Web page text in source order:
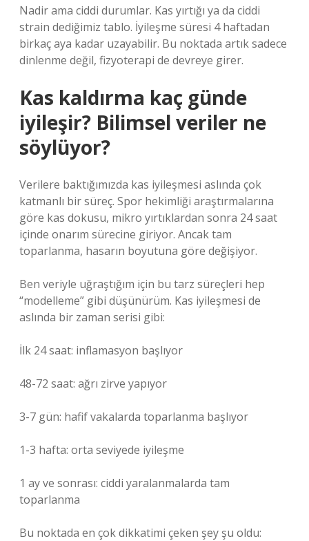
Nadir ama ciddi durumlar. Kas yırtığı ya da ciddi
strain dediğimiz tablo. İyileşme süresi 4 haftadan
birkaç aya kadar uzayabilir. Bu noktada artık sadece
dinlenme değil, fizyoterapi de devreye girer.
Kas kaldırma kaç günde
iyileşir? Bilimsel veriler ne
söylüyor?
Verilere baktığımızda kas iyileşmesi aslında çok
katmanlı bir süreç. Spor hekimliği araştırmalarına
göre kas dokusu, mikro yırtıklardan sonra 24 saat
içinde onarım sürecine giriyor. Ancak tam
toparlanma, hasarın boyutuna göre değişiyor.
Ben veriyle uğraştığım için bu tarz süreçleri hep
“modelleme” gibi düşünürüm. Kas iyileşmesi de
aslında bir zaman serisi gibi:
İlk 24 saat: inflamasyon başlıyor
48-72 saat: ağrı zirve yapıyor
3-7 gün: hafif vakalarda toparlanma başlıyor
1-3 hafta: orta seviyede iyileşme
1 ay ve sonrası: ciddi yaralanmalarda tam
toparlanma
Bu noktada en çok dikkatimi çeken şey şu oldu: